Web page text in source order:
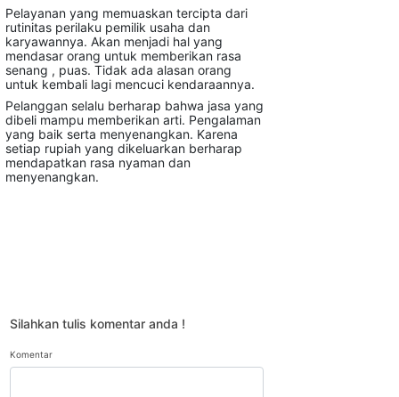
Pelayanan yang memuaskan tercipta dari
rutinitas perilaku pemilik usaha dan
karyawannya. Akan menjadi hal yang
mendasar orang untuk memberikan rasa
senang , puas. Tidak ada alasan orang
untuk kembali lagi mencuci kendaraannya.
Pelanggan selalu berharap bahwa jasa yang
dibeli mampu memberikan arti. Pengalaman
yang baik serta menyenangkan. Karena
setiap rupiah yang dikeluarkan berharap
mendapatkan rasa nyaman dan
menyenangkan.
Silahkan tulis komentar anda !
Komentar